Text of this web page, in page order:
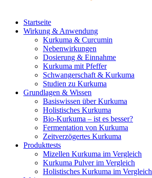
Startseite
Wirkung & Anwendung
Kurkuma & Curcumin
Nebenwirkungen
Dosierung & Einnahme
Kurkuma mit Pfeffer
Schwangerschaft & Kurkuma
Studien zu Kurkuma
Grundlagen & Wissen
Basiswissen über Kurkuma
Holistisches Kurkuma
Bio-Kurkuma – ist es besser?
Fermentation von Kurkuma
Zeitverzögertes Kurkuma
Produkttests
Mizellen Kurkuma im Vergleich
Kurkuma Pulver im Vergleich
Holistisches Kurkuma im Vergleich